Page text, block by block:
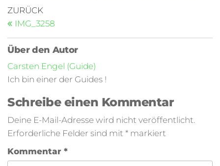
ZURÜCK
IMG_3258
Über den Autor
Carsten Engel (Guide)
Ich bin einer der Guides !
Schreibe einen Kommentar
Deine E-Mail-Adresse wird nicht veröffentlicht.
Erforderliche Felder sind mit * markiert
Kommentar *